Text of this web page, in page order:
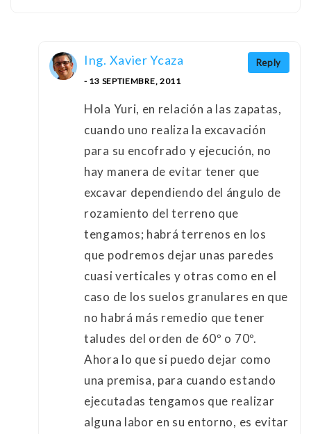
Reply
Ing. Xavier Ycaza
- 13 SEPTIEMBRE, 2011
Hola Yuri, en relación a las zapatas,
cuando uno realiza la excavación
para su encofrado y ejecución, no
hay manera de evitar tener que
excavar dependiendo del ángulo de
rozamiento del terreno que
tengamos; habrá terrenos en los
que podremos dejar unas paredes
cuasi verticales y otras como en el
caso de los suelos granulares en que
no habrá más remedio que tener
taludes del orden de 60º o 70º.
Ahora lo que si puedo dejar como
una premisa, para cuando estando
ejecutadas tengamos que realizar
alguna labor en su entorno, es evitar